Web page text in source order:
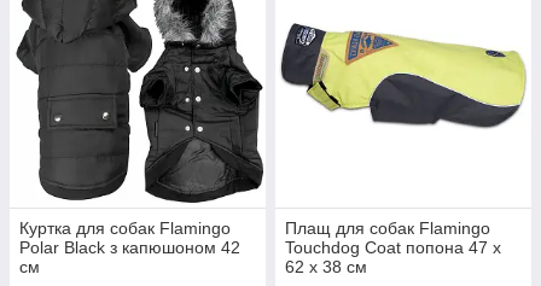
Куртка для собак Flamingo
Polar Black з капюшоном 42
см
Плащ для собак Flamingo
Touchdog Coat попона 47 х
62 х 38 см